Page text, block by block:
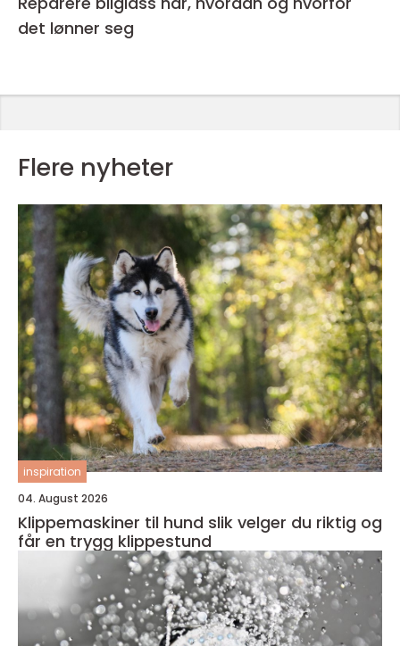
det lønner seg
Flere nyheter
inspiration
04. August 2026
Klippemaskiner til hund slik velger du riktig og
får en trygg klippestund